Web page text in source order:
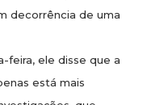
decorrência de uma
feira, ele disse que a
está mais